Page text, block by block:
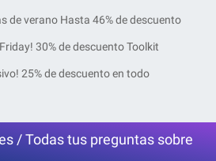
de verano Hasta 46% de descuento
Friday! 30% de descuento Toolkit
25% de descuento en todo
/ Todas tus preguntas sobre